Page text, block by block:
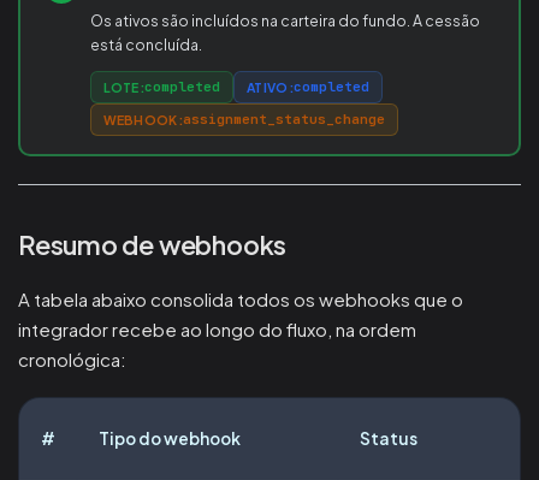
Os ativos são incluídos na carteira do fundo. A cessão
está concluída.
LOTE:completed ATIVO:completed
WEBHOOK:assignment_status_change
Resumo de webhooks
A tabela abaixo consolida todos os webhooks que o
integrador recebe ao longo do fluxo, na ordem
cronológica:
# Tipo do webhook Status